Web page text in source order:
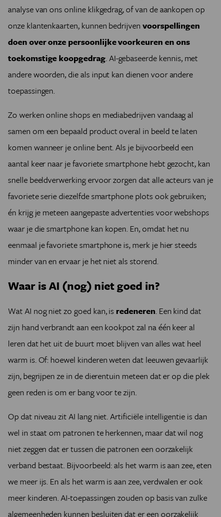
analyse van ons online klikgedrag, of van de aankopen op
onze klantenkaarten, kunnen bedrijven voorspellingen
doen over onze persoonlijke voorkeuren en ons
toekomstige koopgedrag. AI-gebaseerde kennis, met
andere woorden, die als input kan dienen voor andere
toepassingen.
Zo werken online shops en mediabedrijven vandaag al
samen om een bepaald product overal in beeld te laten
komen wanneer je online bent. Als je bijvoorbeeld een
aantal keer naar je favoriete smartphone hebt gezocht, kan
snelle beeldverwerking ervoor zorgen dat alle acteurs van je
favoriete serie diezelfde smartphone plots ook gebruiken;
én krijg je meteen aangepaste advertenties voor webshops
waar je die smartphone kan kopen. En, omdat het nu
eenmaal je favoriete smartphone is, merk je hier steeds
minder van en ervaar je het niet als storend.
Waar is AI (nog) niet goed in?
Wat AI nog niet zo goed kan, is redeneren. Een kind dat
zijn hand verbrandt aan een kookpot zal na één keer al
leren dat het uit de buurt moet blijven van alles wat heel
warm is. Of: hoewel kinderen weten dat leeuwen gevaarlijk
zijn, begrijpen ze in de dierentuin meteen dat er op die plek
geen reden is om er bang voor te zijn.
Op dat niveau zit AI lang niet. Artificiële intelligentie is dan
wel in staat om patronen te herkennen, maar dat wil nog
niet zeggen dat er tussen die patronen een oorzakelijk
verband bestaat. Bijvoorbeeld: als het warm is aan zee, eten
we meer ijs. En als het warm is aan zee, verdwalen er ook
meer kinderen. AI-toepassingen zouden op basis van zulke
algemeenheden kunnen besluiten dat er een oorzakelijk